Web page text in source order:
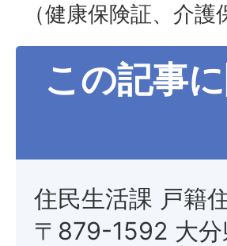
（健康保険証、介
この記事
住民生活課 戸籍
〒879-1592 大